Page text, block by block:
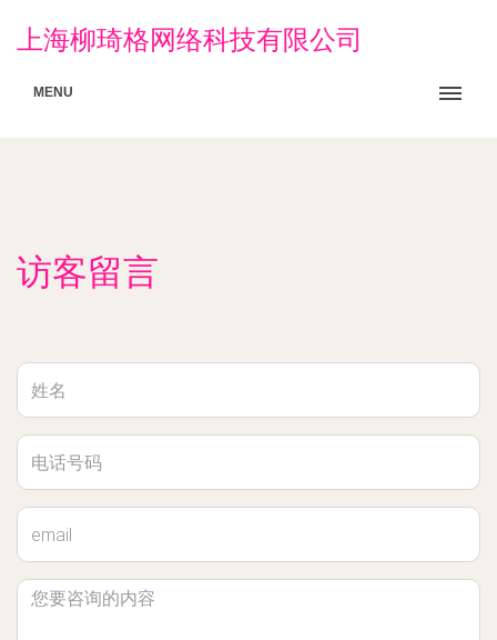
上海柳琦格网络科技有限公司
MENU
访客留言